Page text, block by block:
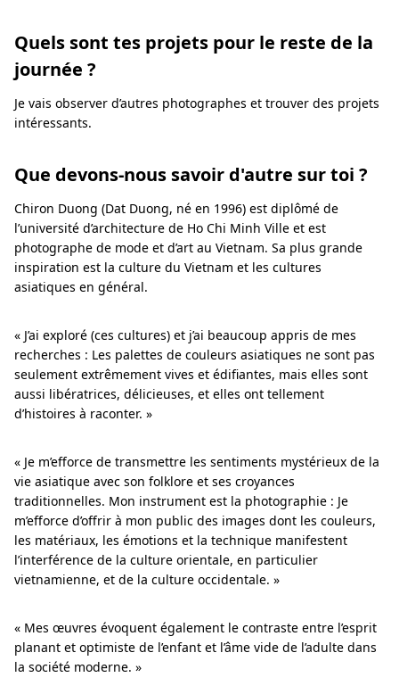
Quels sont tes projets pour le reste de la
journée ?
Je vais observer d’autres photographes et trouver des projets
intéressants.
Que devons-nous savoir d'autre sur toi ?
Chiron Duong (Dat Duong, né en 1996) est diplômé de
l’université d’architecture de Ho Chi Minh Ville et est
photographe de mode et d’art au Vietnam. Sa plus grande
inspiration est la culture du Vietnam et les cultures
asiatiques en général.
« J’ai exploré (ces cultures) et j’ai beaucoup appris de mes
recherches : Les palettes de couleurs asiatiques ne sont pas
seulement extrêmement vives et édifiantes, mais elles sont
aussi libératrices, délicieuses, et elles ont tellement
d’histoires à raconter. »
« Je m’efforce de transmettre les sentiments mystérieux de la
vie asiatique avec son folklore et ses croyances
traditionnelles. Mon instrument est la photographie : Je
m’efforce d’offrir à mon public des images dont les couleurs,
les matériaux, les émotions et la technique manifestent
l’interférence de la culture orientale, en particulier
vietnamienne, et de la culture occidentale. »
« Mes œuvres évoquent également le contraste entre l’esprit
planant et optimiste de l’enfant et l’âme vide de l’adulte dans
la société moderne. »